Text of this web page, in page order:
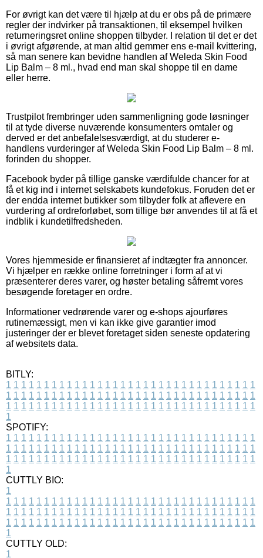
For øvrigt kan det være til hjælp at du er obs på de primære
regler der indvirker på transaktionen, til eksempel hvilken
returneringsret online shoppen tilbyder. I relation til det er det
i øvrigt afgørende, at man altid gemmer ens e-mail kvittering,
så man senere kan bevidne handlen af Weleda Skin Food
Lip Balm – 8 ml., hvad end man skal shoppe til en dame
eller herre.
Trustpilot frembringer uden sammenligning gode løsninger
til at tyde diverse nuværende konsumenters omtaler og
derved er det anbefalelsesværdigt, at du studerer e-
handlens vurderinger af Weleda Skin Food Lip Balm – 8 ml.
forinden du shopper.
Facebook byder på tillige ganske værdifulde chancer for at
få et kig ind i internet selskabets kundefokus. Foruden det er
der endda internet butikker som tilbyder folk at aflevere en
vurdering af ordreforløbet, som tillige bør anvendes til at få et
indblik i kundetilfredsheden.
Vores hjemmeside er finansieret af indtægter fra annoncer.
Vi hjælper en række online forretninger i form af at vi
præsenterer deres varer, og høster betaling såfremt vores
besøgende foretager en ordre.
Informationer vedrørende varer og e-shops ajourføres
rutinemæssigt, men vi kan ikke give garantier imod
justeringer der er blevet foretaget siden seneste opdatering
af websitets data.
BITLY:
1 1 1 1 1 1 1 1 1 1 1 1 1 1 1 1 1 1 1 1 1 1 1 1 1 1 1 1 1 1 1 1 1
1 1 1 1 1 1 1 1 1 1 1 1 1 1 1 1 1 1 1 1 1 1 1 1 1 1 1 1 1 1 1 1 1
1 1 1 1 1 1 1 1 1 1 1 1 1 1 1 1 1 1 1 1 1 1 1 1 1 1 1 1 1 1 1 1 1
1
SPOTIFY:
1 1 1 1 1 1 1 1 1 1 1 1 1 1 1 1 1 1 1 1 1 1 1 1 1 1 1 1 1 1 1 1 1
1 1 1 1 1 1 1 1 1 1 1 1 1 1 1 1 1 1 1 1 1 1 1 1 1 1 1 1 1 1 1 1 1
1 1 1 1 1 1 1 1 1 1 1 1 1 1 1 1 1 1 1 1 1 1 1 1 1 1 1 1 1 1 1 1 1
1
CUTTLY BIO:
1
1 1 1 1 1 1 1 1 1 1 1 1 1 1 1 1 1 1 1 1 1 1 1 1 1 1 1 1 1 1 1 1 1
1 1 1 1 1 1 1 1 1 1 1 1 1 1 1 1 1 1 1 1 1 1 1 1 1 1 1 1 1 1 1 1 1
1 1 1 1 1 1 1 1 1 1 1 1 1 1 1 1 1 1 1 1 1 1 1 1 1 1 1 1 1 1 1 1 1
1
CUTTLY OLD:
1